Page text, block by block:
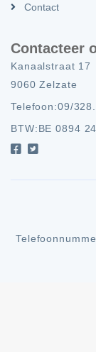
Contact
Contacteer
Kanaalstraat 17
9060 Zelzate
Telefoon:09/
BTW:BE 0894